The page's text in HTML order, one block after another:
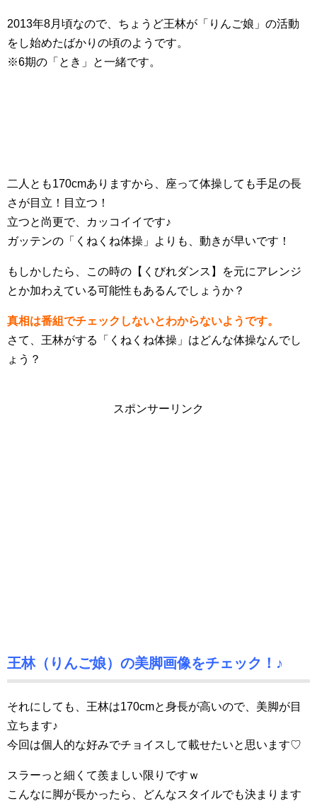
2013年8月頃なので、ちょうど王林が「りんご娘」の活動
をし始めたばかりの頃のようです。
※6期の「とき」と一緒です。
二人とも170cmありますから、座って体操しても手足の長
さが目立！目立つ！
立つと尚更で、カッコイイです♪
ガッテンの「くねくね体操」よりも、動きが早いです！
もしかしたら、この時の【くびれダンス】を元にアレンジ
とか加わえている可能性もあるんでしょうか？
真相は番組でチェックしないとわからないようです。
さて、王林がする「くねくね体操」はどんな体操なんでし
ょう？
スポンサーリンク
王林（りんご娘）の美脚画像をチェック！♪
それにしても、王林は170cmと身長が高いので、美脚が目
立ちます♪
今回は個人的な好みでチョイスして載せたいと思います♡
スラーっと細くて羨ましい限りですｗ
こんなに脚が長かったら、どんなスタイルでも決まります